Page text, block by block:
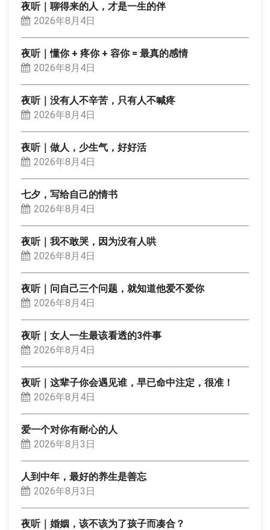
夜听｜聊得来的人，才是一生的伴
2026年8月4日
夜听｜懂你 + 疼你 + 容你 = 最真的感情
2026年8月4日
夜听｜没有人不辛苦，只有人不喊疼
2026年8月4日
夜听｜做人，少生气，好好活
2026年8月4日
七夕，写给自己的情书
2026年8月4日
夜听｜我不敢哭，因为没有人哄
2026年8月4日
夜听｜问自己三个问题，就知道他爱不爱你
2026年8月4日
夜听｜女人一生最该看透的3件事
2026年8月4日
夜听｜这辈子你会遇见谁，早已命中注定，很准！
2026年8月4日
爱一个对你有耐心的人
2026年8月3日
人到中年，最好的养生是善忘
2026年8月3日
夜听｜婚姻，该不该为了孩子而凑合？